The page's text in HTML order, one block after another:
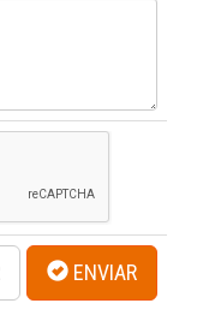
ENVIAR